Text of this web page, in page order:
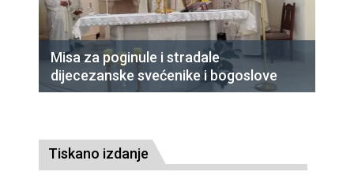
Misa za poginule i stradale
dijecezanske svećenike i bogoslove
Tiskano izdanje